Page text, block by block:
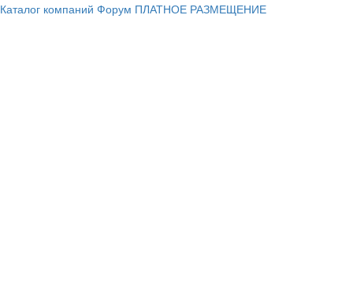
Каталог компаний Форум ПЛАТНОЕ РАЗМЕЩЕНИЕ